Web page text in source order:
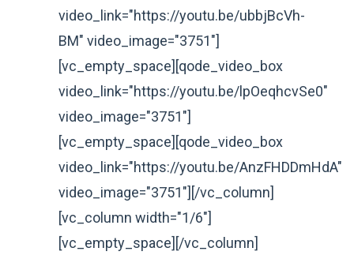
video_link="https://youtu.be/ubbjBcVh-
BM" video_image="3751"]
[vc_empty_space][qode_video_box
video_link="https://youtu.be/lpOeqhcvSe0"
video_image="3751"]
[vc_empty_space][qode_video_box
video_link="https://youtu.be/AnzFHDDmHdA"
video_image="3751"][/vc_column]
[vc_column width="1/6"]
[vc_empty_space][/vc_column]